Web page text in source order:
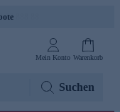
888 88
Mein Konto Warenkorb
Suchen